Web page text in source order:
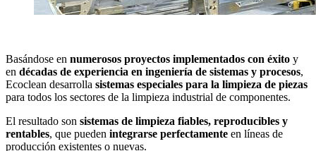
Basándose en numerosos proyectos implementados con éxito y
en décadas de experiencia en ingeniería de sistemas y procesos,
Ecoclean desarrolla sistemas especiales para la limpieza de piezas
para todos los sectores de la limpieza industrial de componentes.
El resultado son sistemas de limpieza fiables, reproducibles y
rentables, que pueden integrarse perfectamente en líneas de
producción existentes o nuevas.